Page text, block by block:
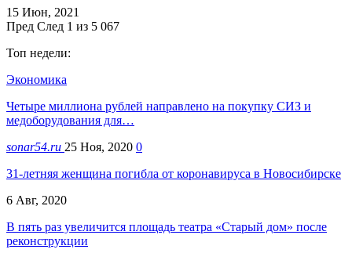
15 Июн, 2021
Пред След 1 из 5 067
Топ недели:
Экономика
Четыре миллиона рублей направлено на покупку СИЗ и
медоборудования для…
sonar54.ru 25 Ноя, 2020 0
31-летняя женщина погибла от коронавируса в Новосибирске
6 Авг, 2020
В пять раз увеличится площадь театра «Старый дом» после
реконструкции